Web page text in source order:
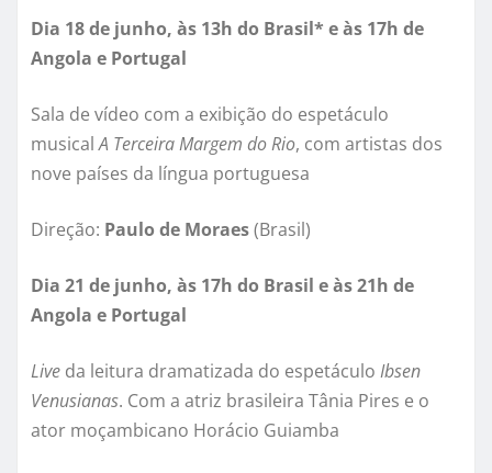
Dia 18 de junho, às 13h do Brasil* e às 17h de
Angola e Portugal
Sala de vídeo com a exibição do espetáculo
musicalA Terceira Margem do Rio, com artistas dos
nove países da língua portuguesa
Direção: Paulo de Moraes(Brasil)
Dia 21 de junho, às 17h do Brasil e às 21h de
Angola e Portugal
Live da leitura dramatizada do espetáculo Ibsen
Venusianas. Com a atriz brasileira Tânia Pires e o
ator moçambicano Horácio Guiamba